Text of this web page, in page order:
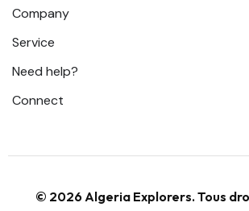
Company
Service
Need help?
Connect
© 2026 Algeria Explorers. Tous